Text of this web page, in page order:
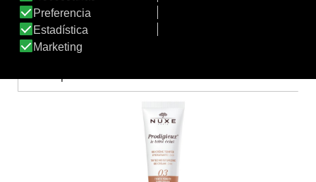
Hidratante|Nutritiva Redensificante